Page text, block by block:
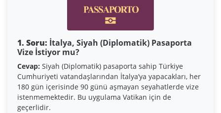
1. Soru: İtalya, Siyah (Diplomatik) Pasaporta
Vize İstiyor mu?
Cevap: Siyah (Diplomatik) pasaporta sahip Türkiye
Cumhuriyeti vatandaşlarından İtalya’ya yapacakları, her
180 gün içerisinde 90 günü aşmayan seyahatlerde vize
istenmemektedir. Bu uygulama Vatikan için de
geçerlidir.